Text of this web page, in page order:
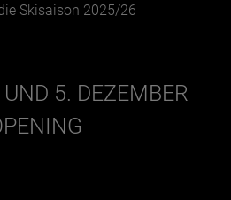
Skisaison 2025/26
5. DEZEMBER